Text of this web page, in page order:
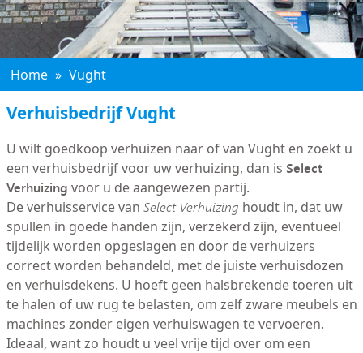
Home » Vught
Verhuisbedrijf Vught
U wilt goedkoop verhuizen naar of van Vught en zoekt u
een verhuisbedrijfvoor uw verhuizing, dan is Select
Verhuizing voor u de aangewezen partij.
De verhuisservice van Select Verhuizing houdt in, dat uw
spullen in goede handen zijn, verzekerd zijn, eventueel
tijdelijk worden opgeslagen en door de verhuizers
correct worden behandeld, met de juiste verhuisdozen
en verhuisdekens. U hoeft geen halsbrekende toeren uit
te halen of uw rug te belasten, om zelf zware meubels en
machines zonder eigen verhuiswagen te vervoeren.
Ideaal, want zo houdt u veel vrije tijd over om een